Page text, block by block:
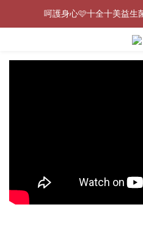
0805-0808指定商品
呵護身心🩷十全十美益
生理期救星！暖宮